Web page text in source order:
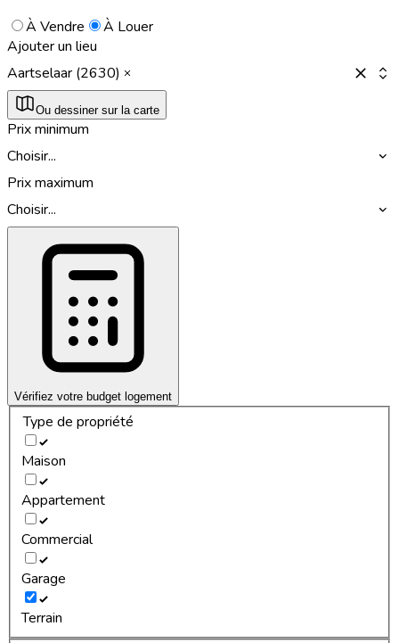
À Vendre
À Louer
Ajouter un lieu
Aartselaar (2630)
Ou dessiner sur la carte
Prix minimum
Choisir...
Prix maximum
Choisir...
Vérifiez votre budget logement
Type de propriété
Maison
Appartement
Commercial
Garage
Terrain